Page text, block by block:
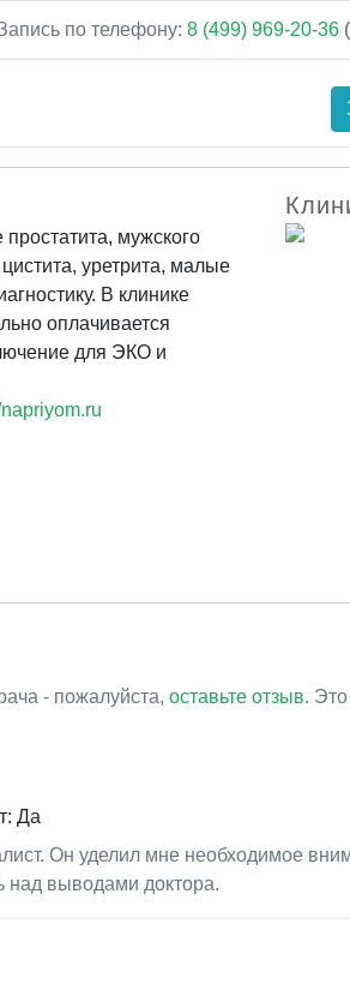
по телефону: 8 (499) 969-20-36
мужского
уретрита, малые
В клинике
оплачивается
для ЭКО и
- пожалуйста, оставьте отзыв.
Да
Он уделил мне необходимое
над выводами доктора.